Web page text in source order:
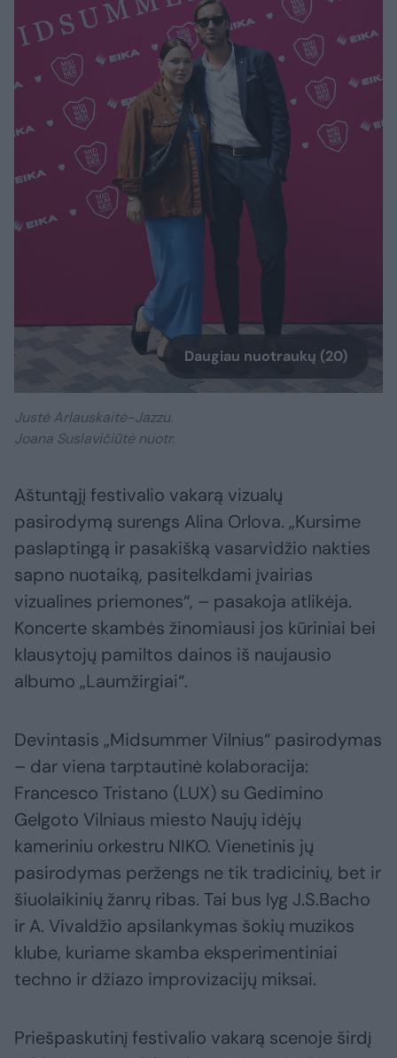
Daugiau nuotraukų (20)
Justė Arlauskaitė-Jazzu.
Joana Suslavičiūtė nuotr.
Aštuntąjį festivalio vakarą vizualų
pasirodymą surengs Alina Orlova. „Kursime
paslaptingą ir pasakišką vasarvidžio nakties
sapno nuotaiką, pasitelkdami įvairias
vizualines priemones“, – pasakoja atlikėja.
Koncerte skambės žinomiausi jos kūriniai bei
klausytojų pamiltos dainos iš naujausio
albumo „Laumžirgiai“.
Devintasis „Midsummer Vilnius“ pasirodymas
– dar viena tarptautinė kolaboracija:
Francesco Tristano (LUX) su Gedimino
Gelgoto Vilniaus miesto Naujų idėjų
kameriniu orkestru NIKO. Vienetinis jų
pasirodymas peržengs ne tik tradicinių, bet ir
šiuolaikinių žanrų ribas. Tai bus lyg J.S.Bacho
ir A. Vivaldžio apsilankymas šokių muzikos
klube, kuriame skamba eksperimentiniai
techno ir džiazo improvizacijų miksai.
Priešpaskutinį festivalio vakarą scenoje širdį